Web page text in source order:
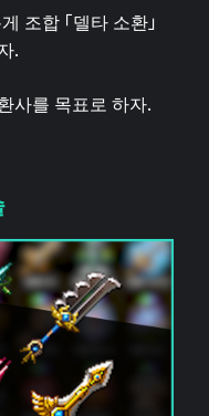
조합 「델타 소환」
.
사를 목표로 하자.